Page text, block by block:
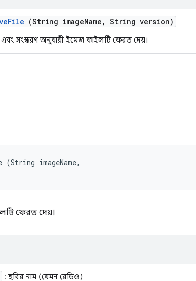
File (String imageName , String version)
এবং সংস্করণ অনুযায়ী ইমেজ ফাইলটি ফেরত দেয়।
imageName,
ফেরত দেয়।
: ছবির নাম (যেমন রেডিও)